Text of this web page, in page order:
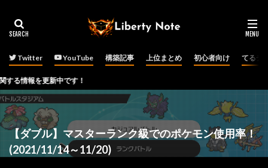
Twitter YouTube 構築記事 上位まとめ 初心者向け てるチ
中です！
【ダブル】マスターランク級でのポケモン使用率！
(2021/11/14～11/20)